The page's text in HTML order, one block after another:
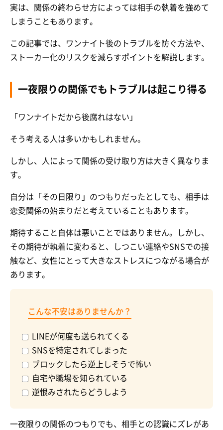
実は、関係の終わらせ方によっては相手の執着を強めて
しまうこともあります。
この記事では、ワンナイト後のトラブルを防ぐ方法や、
ストーカー化のリスクを減らすポイントを解説します。
一夜限りの関係でもトラブルは起こり得る
「ワンナイトだから後腐れはない」
そう考える人は多いかもしれません。
しかし、人によって関係の受け取り方は大きく異なりま
す。
自分は「その日限り」のつもりだったとしても、相手は
恋愛関係の始まりだと考えていることもあります。
期待すること自体は悪いことではありません。しかし、
その期待が執着に変わると、しつこい連絡やSNSでの接
触など、女性にとって大きなストレスにつながる場合が
あります。
こんな不安はありませんか？
LINEが何度も送られてくる
SNSを特定されてしまった
ブロックしたら逆上しそうで怖い
自宅や職場を知られている
逆恨みされたらどうしよう
一夜限りの関係のつもりでも、相手との認識にズレがあ